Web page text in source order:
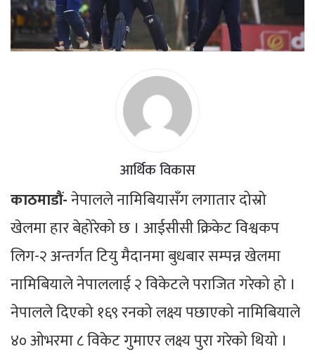
आर्थिक विकास
काठमाडौं-नेपालले नामिबियासँग लगातार दोस्रो
खेलमा हार बेहोरेको छ । आईसीसी क्रिकेट विश्वकप
लिग-२ अन्तर्गत टियु मैदानमा बुधबार सम्पन्न खेलमा
नामिबियाले नेपाललाई २ विकेटले पराजित गरेको हो ।
नेपालले दिएको १६९ रनको लक्ष्य पछाएको नामिबियाले
४० ओभरमा ८ विकेट गुमाएर लक्ष्य पुरा गरेको थियो ।